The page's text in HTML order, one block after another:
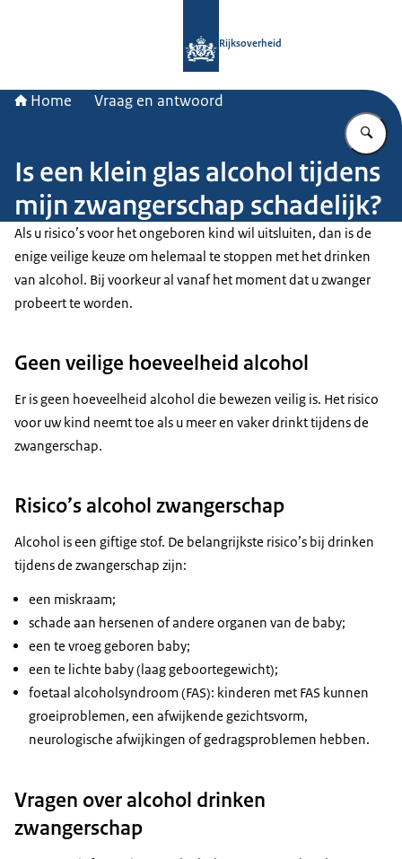
Rijksoverheid
Home Vraag en antwoord
Is een klein glas alcohol tijdens
mijn zwangerschap schadelijk?
Als u risico’s voor het ongeboren kind wil uitsluiten, dan is de
enige veilige keuze om helemaal te stoppen met het drinken
van alcohol. Bij voorkeur al vanaf het moment dat u zwanger
probeert te worden.
Geen veilige hoeveelheid alcohol
Er is geen hoeveelheid alcohol die bewezen veilig is. Het risico
voor uw kind neemt toe als u meer en vaker drinkt tijdens de
zwangerschap.
Risico’s alcohol zwangerschap
Alcohol is een giftige stof. De belangrijkste risico’s bij drinken
tijdens de zwangerschap zijn:
een miskraam;
schade aan hersenen of andere organen van de baby;
een te vroeg geboren baby;
een te lichte baby (laag geboortegewicht);
foetaal alcoholsyndroom (FAS): kinderen met FAS kunnen
groeiproblemen, een afwijkende gezichtsvorm,
neurologische afwijkingen of gedragsproblemen hebben.
Vragen over alcohol drinken
zwangerschap